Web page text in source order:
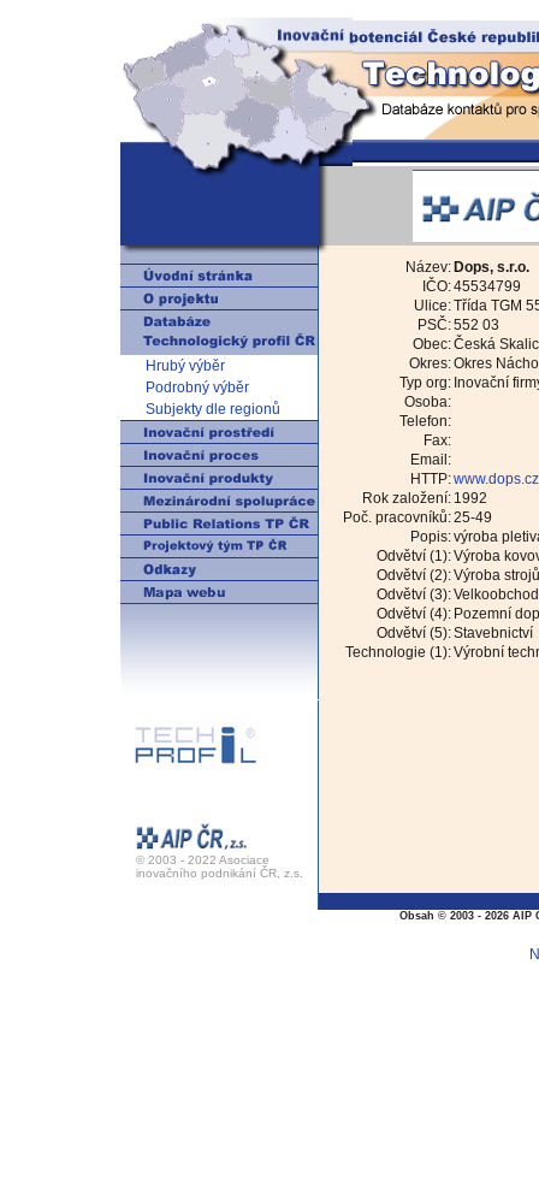
Hrubý výběr
Podrobný výběr
Subjekty dle regionů
© 2003 - 2022 Asociace
inovačního podnikání ČR, z.s.
Název: Dops, s.r.o.
IČO:45534799
Ulice:Třída TGM
PSČ:552 03
Obec:Česká
Okres:Okres
Typ org: Inovační
Osoba:
Telefon:
Fax:
Email:
HTTP:www.dops.cz
Rok založení: 1992
Poč. pracovníků:25-49
Popis:výroba
Odvětví (1):Výroba
Odvětví (2):Výroba
Odvětví (3):
Odvětví (4): Pozemní
Odvětví (5):Stavebnictví
Technologie (1):Výrobní
Obsah © 2003 - 2026